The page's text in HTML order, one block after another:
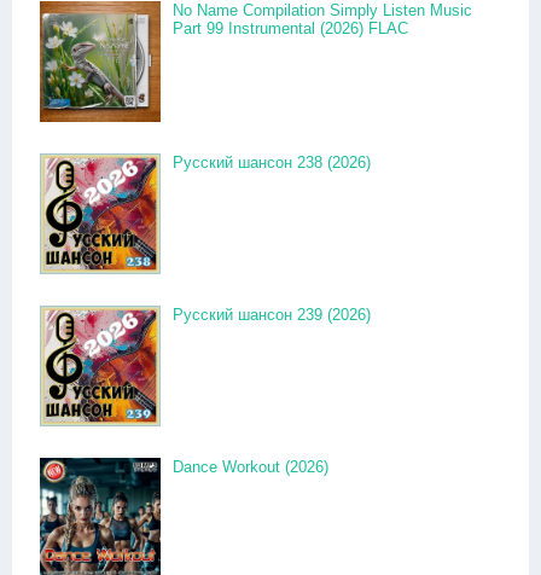
No Name Compilation Simply Listen Music
Part 99 Instrumental (2026) FLAC
Русский шансон 238 (2026)
Русский шансон 239 (2026)
Dance Workout (2026)